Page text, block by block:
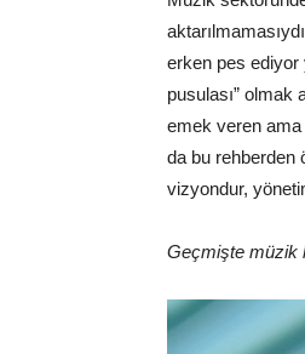
erken pes ediyor
pusulası” olmak
emek veren ama
da bu rehberden
vizyondur,
Geçmişte müzik